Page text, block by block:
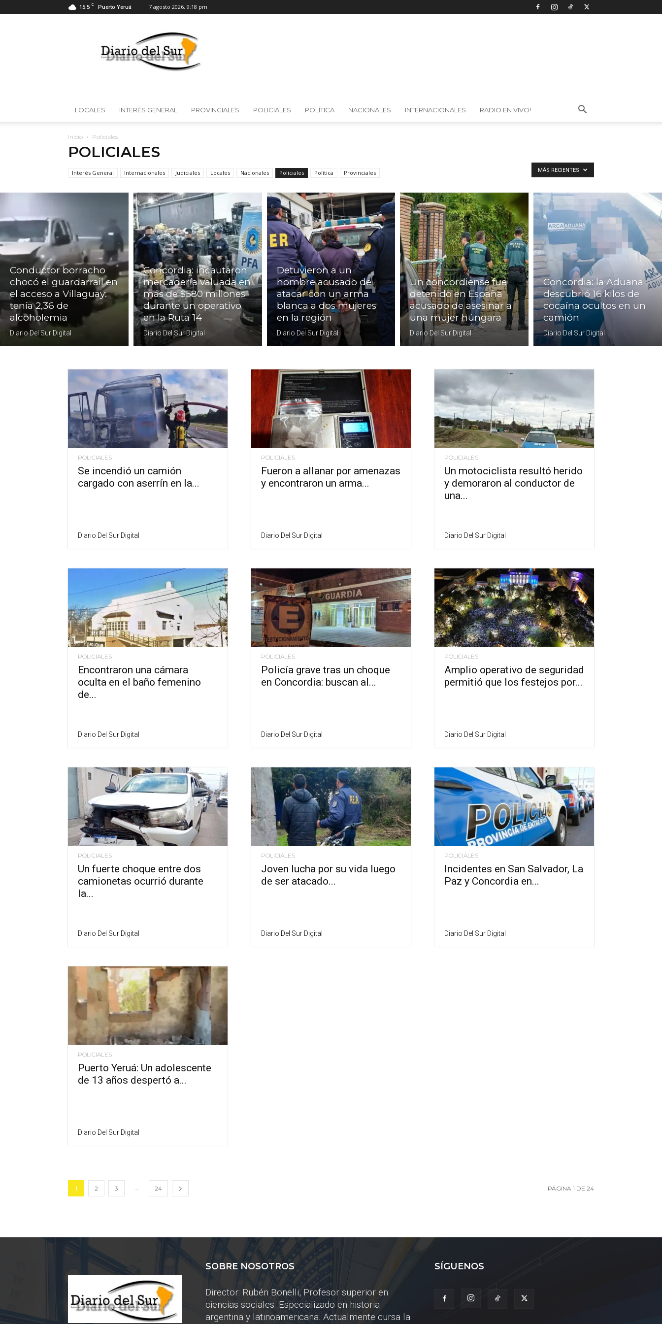
15.5 C Puerto Yeruá 7 agosto 2026, 9:18 pm
Diario
del
Sur
LOCALES INTERÉS GENERAL PROVINCIALES POLICIALES POLÍTICA NACIONALES INTERNACIONALES RADIO EN VIVO!
Inicio Policiales
POLICIALES
Interés General Internacionales Judiciales Locales Nacionales Policiales Política Provinciales MÁS RECIENTES
Conductor borracho
chocó el guardarrail en
el acceso a Villaguay:
tenía 2,36 de
alcoholemia
Diario Del Sur Digital
Concordia: incautaron
mercadería valuada en
más de $580 millones
durante un operativo
en la Ruta 14
Diario Del Sur Digital
Detuvieron a un
hombre acusado de
atacar con un arma
blanca a dos mujeres
en la región
Diario Del Sur Digital
Un concordiense fue
detenido en España
acusado de asesinar a
una mujer húngara
Diario Del Sur Digital
Concordia: la Aduana
descubrió 16 kilos de
cocaína ocultos en un
camión
Diario Del Sur Digital
POLICIALES
Se incendió un camión
cargado con aserrín en la...
Diario Del Sur Digital
POLICIALES
Fueron a allanar por amenazas
y encontraron un arma...
Diario Del Sur Digital
POLICIALES
Un motociclista resultó herido
y demoraron al conductor de
una...
Diario Del Sur Digital
POLICIALES
Encontraron una cámara
oculta en el baño femenino
de...
Diario Del Sur Digital
POLICIALES
Policía grave tras un choque
en Concordia: buscan al...
Diario Del Sur Digital
POLICIALES
Amplio operativo de seguridad
permitió que los festejos por...
Diario Del Sur Digital
POLICIALES
Un fuerte choque entre dos
camionetas ocurrió durante
la...
Diario Del Sur Digital
POLICIALES
Joven lucha por su vida luego
de ser atacado...
Diario Del Sur Digital
POLICIALES
Incidentes en San Salvador, La
Paz y Concordia en...
Diario Del Sur Digital
POLICIALES
Puerto Yeruá: Un adolescente
de 13 años despertó a...
Diario Del Sur Digital
1 2 3 ... 24 PÁGINA 1 DE 24
SOBRE NOSOTROS
Director: Rubén Bonelli, Profesor superior en
ciencias sociales. Especializado en historia
argentina y latinoamericana. Actualmente cursa la
SÍGUENOS